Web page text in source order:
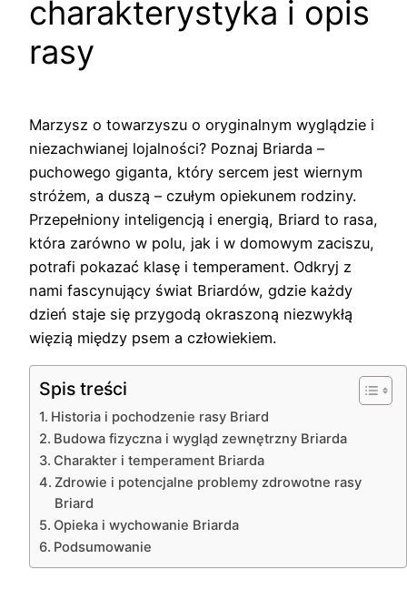
charakterystyka i opis
rasy
Marzysz o towarzyszu o oryginalnym wyglądzie i
niezachwianej lojalności? Poznaj Briarda –
puchowego giganta, który sercem jest wiernym
stróżem, a duszą – czułym opiekunem rodziny.
Przepełniony inteligencją i energią, Briard to rasa,
która zarówno w polu, jak i w domowym zaciszu,
potrafi pokazać klasę i temperament. Odkryj z
nami fascynujący świat Briardów, gdzie każdy
dzień staje się przygodą okraszoną niezwykłą
więzią między psem a człowiekiem.
Spis treści
Historia i pochodzenie rasy Briard
Budowa fizyczna i wygląd zewnętrzny Briarda
Charakter i temperament Briarda
Zdrowie i potencjalne problemy zdrowotne rasy
Briard
Opieka i wychowanie Briarda
Podsumowanie